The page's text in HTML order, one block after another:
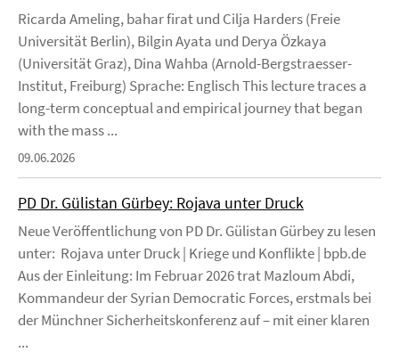
Ricarda Ameling, bahar firat und Cilja Harders (Freie
Universität Berlin), Bilgin Ayata und Derya Özkaya
(Universität Graz), Dina Wahba (Arnold-Bergstraesser-
Institut, Freiburg) Sprache: Englisch This lecture traces a
long-term conceptual and empirical journey that began
with the mass ...
09.06.2026
PD Dr. Gülistan Gürbey: Rojava unter Druck
Neue Veröffentlichung von PD Dr. Gülistan Gürbey zu lesen
unter: Rojava unter Druck | Kriege und Konflikte | bpb.de
Aus der Einleitung: Im Februar 2026 trat Mazloum Abdi,
Kommandeur der Syrian Democratic Forces, erstmals bei
der Münchner Sicherheitskonferenz auf – mit einer klaren
...